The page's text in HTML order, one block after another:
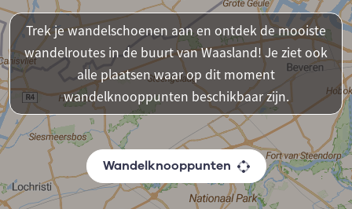
Trek je wandelschoenen aan en ontdek de mooiste
wandelroutes in de buurt van Waasland! Je ziet ook
alle plaatsen waar op dit moment
wandelknooppunten beschikbaar zijn.
Wandelknooppunten